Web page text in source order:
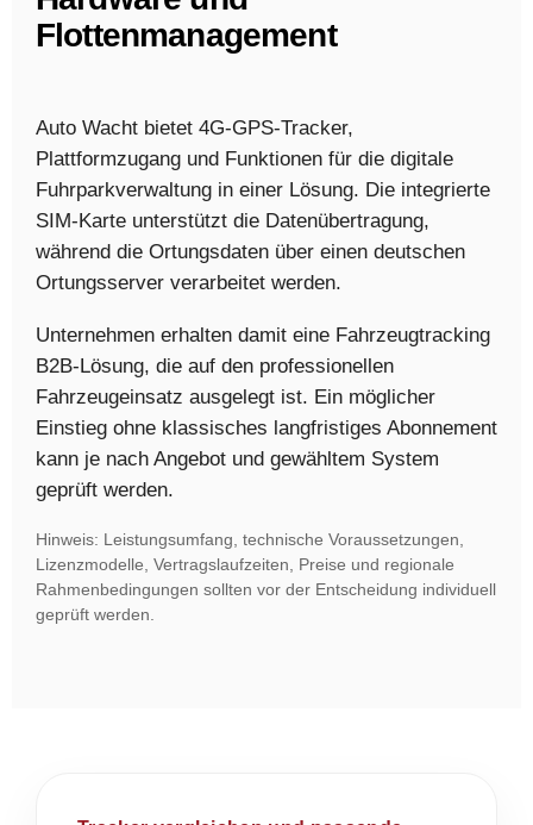
Flottenmanagement
Auto Wacht bietet 4G-GPS-Tracker,
Plattformzugang und Funktionen für die digitale
Fuhrparkverwaltung in einer Lösung. Die integrierte
SIM-Karte unterstützt die Datenübertragung,
während die Ortungsdaten über einen deutschen
Ortungsserver verarbeitet werden.
Unternehmen erhalten damit eine Fahrzeugtracking
B2B-Lösung, die auf den professionellen
Fahrzeugeinsatz ausgelegt ist. Ein möglicher
Einstieg ohne klassisches langfristiges Abonnement
kann je nach Angebot und gewähltem System
geprüft werden.
Hinweis: Leistungsumfang, technische Voraussetzungen,
Lizenzmodelle, Vertragslaufzeiten, Preise und regionale
Rahmenbedingungen sollten vor der Entscheidung individuell
geprüft werden.